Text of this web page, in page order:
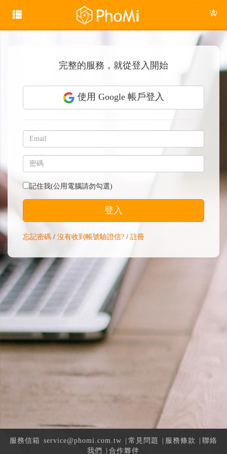
完整的服務，就從登入開始
使用 Google 帳戶登入
記住我(公用電腦請勿勾選)
忘記密碼 / 沒有收到帳號驗證信? / 註冊
服務信箱 service@phomi.com.tw 常見問題 服務條款
聯絡
我們
合作夥伴